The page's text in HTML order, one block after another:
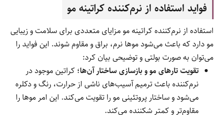
فواید استفاده از نرم‌کننده کراتینه مو
استفاده از نرم‌کننده کراتینه مو مزایای متعددی برای سلامت و زیبایی
مو دارد که باعث می‌شود موها نرم، براق و مقاوم شوند. این فواید را
می‌توان به صورت بولتی و توضیحی بیان کرد:
تقویت تارهای مو و بازسازی ساختار آن‌ها؛ کراتین موجود در
نرم‌کننده باعث ترمیم آسیب‌های ناشی از حرارت، رنگ و دکلره
می‌شود و ساختار پروتئینی مو را تقویت می‌کند. این امر موها را
مقاوم‌تر و کمتر شکننده می‌کند.